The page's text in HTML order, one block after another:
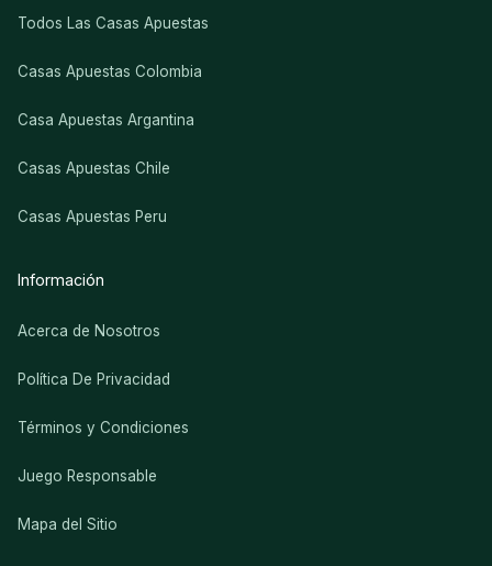
Todos Las Casas Apuestas
Casas Apuestas Colombia
Casa Apuestas Argantina
Casas Apuestas Chile
Casas Apuestas Peru
Información
Acerca de Nosotros
Política De Privacidad
Términos y Condiciones
Juego Responsable
Mapa del Sitio